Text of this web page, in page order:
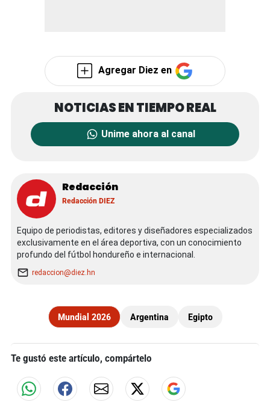
Agregar Diez en
Unime ahora al canal
Redacción
Redacción DIEZ
Equipo de periodistas, editores y diseñadores especializados
exclusivamente en el área deportiva, con un conocimiento
profundo del fútbol hondureño e internacional.
redaccion@diez.hn
Mundial 2026 Argentina Egipto
Te gustó este artículo, compártelo